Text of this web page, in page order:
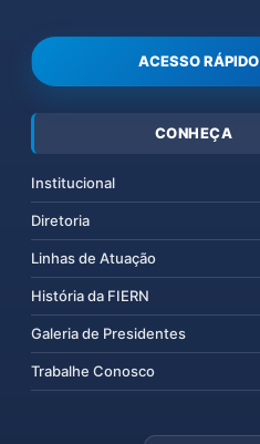
ACESSO RÁPIDO
CONHEÇA
Institucional
Diretoria
Linhas de Atuação
História da FIERN
Galeria de Presidentes
Trabalhe Conosco